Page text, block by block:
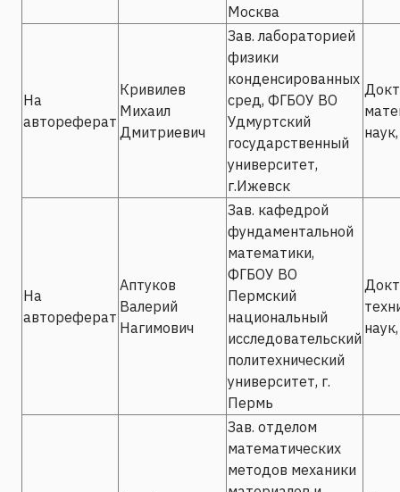
Москва
На
автореферат
Кривилев
Михаил
Дмитриевич
Зав. лабораторией
физики
конденсированных
сред, ФГБОУ ВО
Удмуртский
государственный
университет,
г.Ижевск
На
автореферат
Аптуков
Валерий
Нагимович
Зав. кафедрой
фундаментальной
математики,
ФГБОУ ВО
Пермский
национальный
исследовательский
политехнический
университет, г.
Пермь
Зав. отделом
математических
методов механики